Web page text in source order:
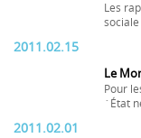
Les
2011.02.15
Le
Pour
´État
2011.02.01